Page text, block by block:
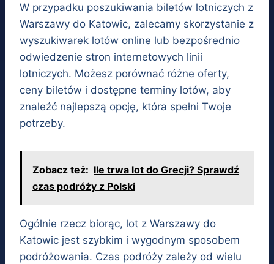
W przypadku poszukiwania biletów lotniczych z
Warszawy do Katowic, zalecamy skorzystanie z
wyszukiwarek lotów online lub bezpośrednio
odwiedzenie stron internetowych linii
lotniczych. Możesz porównać różne oferty,
ceny biletów i dostępne terminy lotów, aby
znaleźć najlepszą opcję, która spełni Twoje
potrzeby.
Zobacz też: Ile trwa lot do Grecji? Sprawdź
czas podróży z Polski
Ogólnie rzecz biorąc, lot z Warszawy do
Katowic jest szybkim i wygodnym sposobem
podróżowania. Czas podróży zależy od wielu